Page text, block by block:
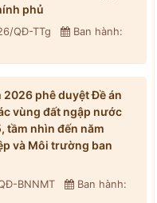
phủ
QĐ-TTg
Ban hành:
phê duyệt Đề án
vùng đất ngập nước
tầm nhìn đến năm
và Môi trường ban
BNNMT
Ban hành: